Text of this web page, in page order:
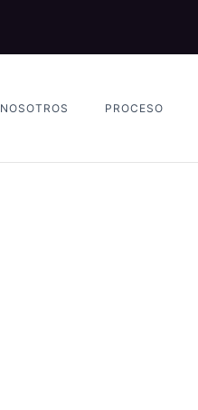
NOSOTROS PROCESO